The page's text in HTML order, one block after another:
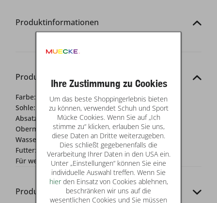
Produktinformationen
Produkt-Details
Farbe:
gold
Sohle:
Synthetik
Absatz:
0-2 cm
Obermaterial: Lederimitat
Wasserschutz: Nein
Futter:
Textil
Für wen?:
Damen
Produkt-Codes
Ihre Zustimmung zu Cookies
Um das beste Shoppingerlebnis bieten
zu können, verwendet Schuh und Sport
Mücke Cookies. Wenn Sie auf „Ich
stimme zu“ klicken, erlauben Sie uns,
diese Daten an Dritte weiterzugeben.
Dies schließt gegebenenfalls die
Verarbeitung Ihrer Daten in den USA ein.
Unter „Einstellungen“ können Sie eine
individuelle Auswahl treffen. Wenn Sie
hierden Einsatz von Cookies ablehnen,
beschränken wir uns auf die
wesentlichen Cookies und Sie müssen